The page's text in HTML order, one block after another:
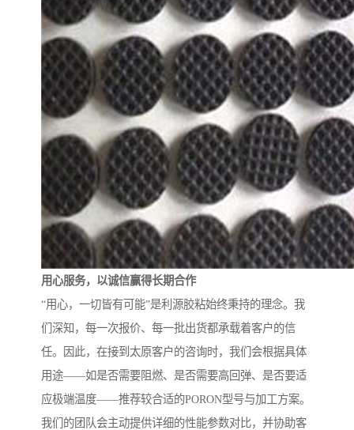
用心服务，以诚信赢得长期合作
“用心，一切皆有可能”是利源胶粘始终秉持的理念。我
们深知，每一次报价、每一批出货都承载着客户的信
任。因此，在接到太原客户的咨询时，我们会根据具体
用途——如是否需要阻燃、是否需要高回弹、是否要适
应极端温度——推荐较合适的PORON型号与加工方案。
我们的团队会主动提供详细的性能参数对比，并协助客